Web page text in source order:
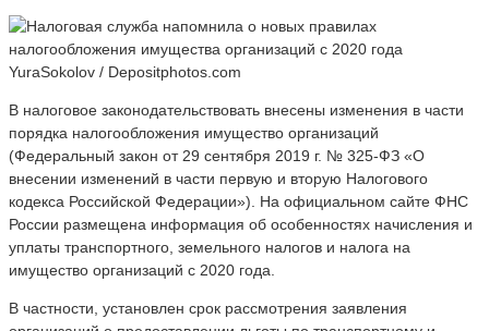
YuraSokolov / Depositphotos.com
В налоговое законодательствовать внесены изменения в части
порядка налогообложения имущество организаций
(Федеральный закон от 29 сентября 2019 г. № 325-ФЗ «О
внесении изменений в части первую и вторую Налогового
кодекса Российской Федерации»). На официальном сайте ФНС
России размещена информация об особенностях начисления и
уплаты транспортного, земельного налогов и налога на
имущество организаций с 2020 года.
В частности, установлен срок рассмотрения заявления